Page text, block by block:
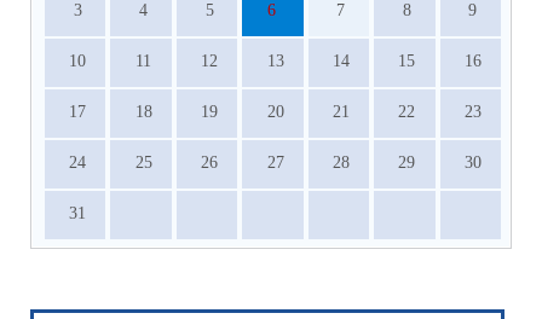
3 4 5 6 7 8 9
10 11 12 13 14 15 16
17 18 19 20 21 22 23
24 25 26 27 28 29 30
31